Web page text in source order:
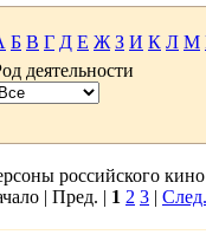
-
вhttps://
Если мы
ID, пока все
Б В Г Д Е Ж З И К Л М
деятельности
российского
| Пред. | 1 2 3 | След.